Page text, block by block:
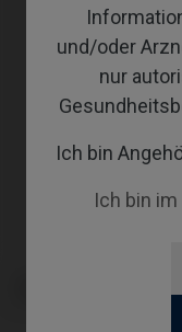
und/oder
nur
Ich bin
Ich bin